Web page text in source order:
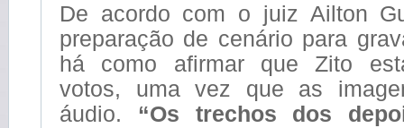
De acordo com o juiz Ailton
preparação de cenário para
há como afirmar que Zito
votos, uma vez que as
áudio. “Os trechos dos